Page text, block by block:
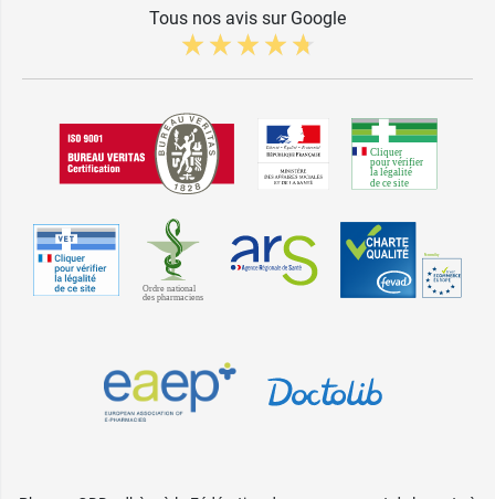
Tous nos avis sur Google